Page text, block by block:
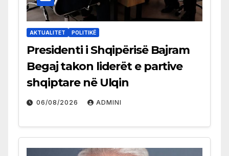
AKTUALITET POLITIKË
Presidenti i Shqipërisë Bajram
Begaj takon liderët e partive
shqiptare në Ulqin
06/08/2026 ADMINI